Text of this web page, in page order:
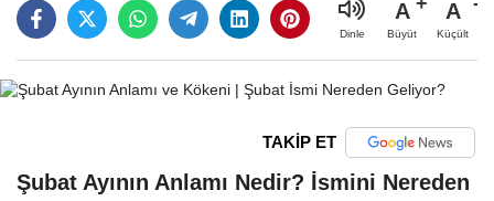
Dinle
A
Büyüt
A
Küçült
TAKİP ET
Şubat Ayının Anlamı Nedir? İsmini Nereden